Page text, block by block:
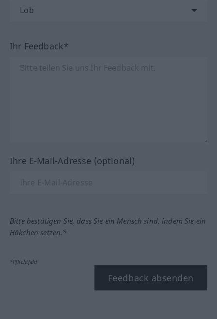
Ihr Feedback*
Ihre E-Mail-Adresse (optional)
Bitte bestätigen Sie, dass Sie ein Mensch sind, indem Sie ein
Häkchen setzen.*
*Pflichtfeld
Feedback absenden